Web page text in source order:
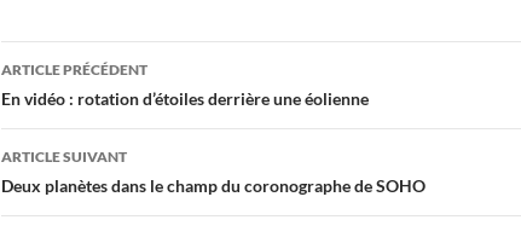
Navigation
des
articles
ARTICLE PRÉCÉDENT
En vidéo : rotation d’étoiles derrière une éolienne
ARTICLE SUIVANT
Deux planètes dans le champ du coronographe de SOHO